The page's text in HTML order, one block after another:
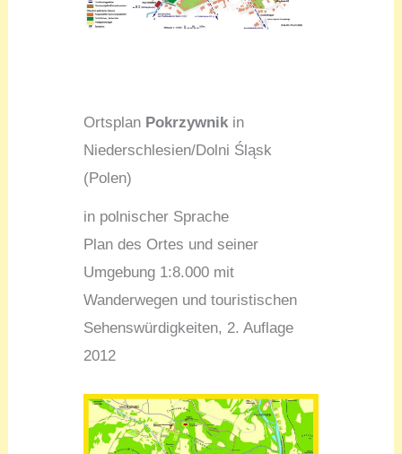
Ortsplan Pokrzywnik in
Niederschlesien/Dolni Śląsk
(Polen)
in polnischer Sprache
Plan des Ortes und seiner
Umgebung 1:8.000 mit
Wanderwegen und touristischen
Sehenswürdigkeiten, 2. Auflage
2012